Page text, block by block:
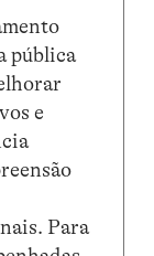
pública
e
Para